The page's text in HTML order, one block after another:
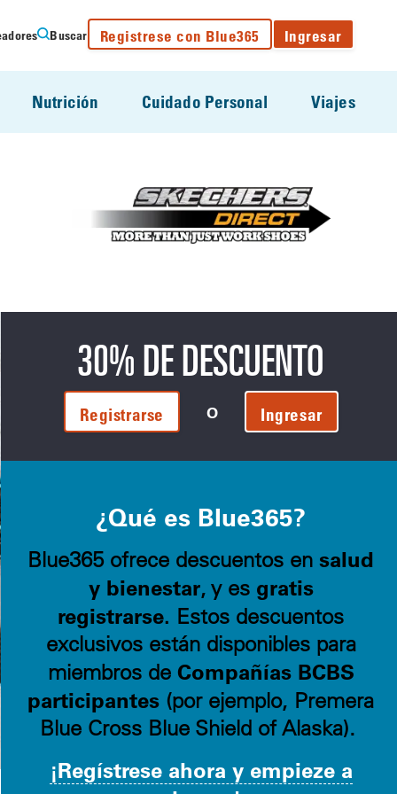
Buscar Registrese con Blue365 Ingresar
Nutrición Cuidado Personal Viajes
30% DE DESCUENTO
Registrarse O Ingresar
¿Qué es Blue365?
Blue365 ofrece descuentos ensalud
y bienestar, y es gratis
registrarse. Estos descuentos
exclusivos están disponibles para
miembros de Compañías BCBS
participantes (por ejemplo, Premera
Blue Cross Blue Shield of Alaska).
¡Regístrese ahora y empieze a